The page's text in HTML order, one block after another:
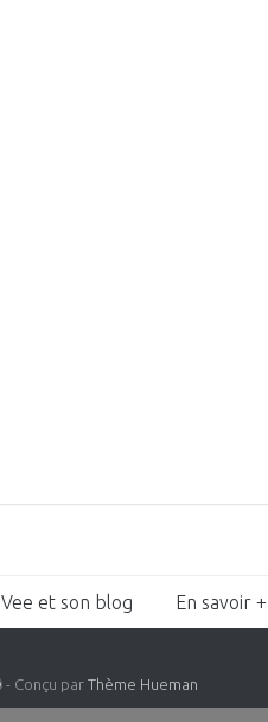
Vee et son blog En savoir +
- Conçu parThème Hueman